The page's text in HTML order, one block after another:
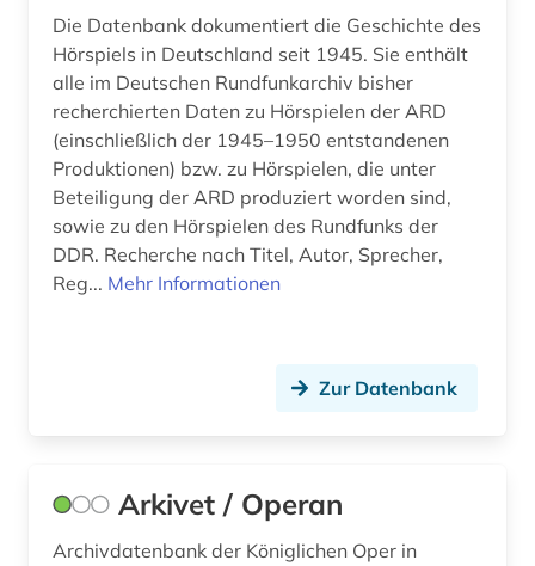
jonson (1)
journal (1)
journalismus (1)
judaistik (2)
juden (1)
judentum (3)
karikatur (1)
karte (1)
Die Datenbank dokumentiert die Geschichte des
Hörspiels in Deutschland seit 1945. Sie enthält
alle im Deutschen Rundfunkarchiv bisher
recherchierten Daten zu Hörspielen der ARD
(einschließlich der 1945–1950 entstandenen
Produktionen) bzw. zu Hörspielen, die unter
Beteiligung der ARD produziert worden sind,
sowie zu den Hörspielen des Rundfunks der
DDR. Recherche nach Titel, Autor, Sprecher,
Reg... Mehr Informationen
Zur Datenbank
Arkivet / Operan
Archivdatenbank der Königlichen Oper in